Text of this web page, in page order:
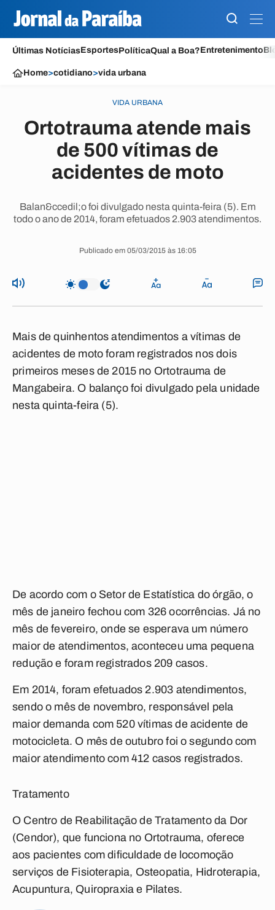
Últimas NotíciasEsportesPolíticaQual a Boa?Entretenimento
Home>cotidiano>vida urbana
VIDA URBANA
Ortotrauma atende mais
de 500 vítimas de
acidentes de moto
Balan&ccedil;o foi divulgado nesta quinta-feira (5). Em
todo o ano de 2014, foram efetuados 2.903 atendimentos.
Publicado em 05/03/2015 às 16:05
Mais de quinhentos atendimentos a vítimas de
acidentes de moto foram registrados nos dois
primeiros meses de 2015 no Ortotrauma de
Mangabeira. O balanço foi divulgado pela unidade
nesta quinta-feira (5).
De acordo com o Setor de Estatística do órgão, o
mês de janeiro fechou com 326 ocorrências. Já no
mês de fevereiro, onde se esperava um número
maior de atendimentos, aconteceu uma pequena
redução e foram registrados 209 casos.
Em 2014, foram efetuados 2.903 atendimentos,
sendo o mês de novembro, responsável pela
maior demanda com 520 vítimas de acidente de
motocicleta. O mês de outubro foi o segundo com
maior atendimento com 412 casos registrados.
Tratamento
O Centro de Reabilitação de Tratamento da Dor
(Cendor), que funciona no Ortotrauma, oferece
aos pacientes com dificuldade de locomoção
serviços de Fisioterapia, Osteopatia, Hidroterapia,
Acupuntura, Quiropraxia e Pilates.